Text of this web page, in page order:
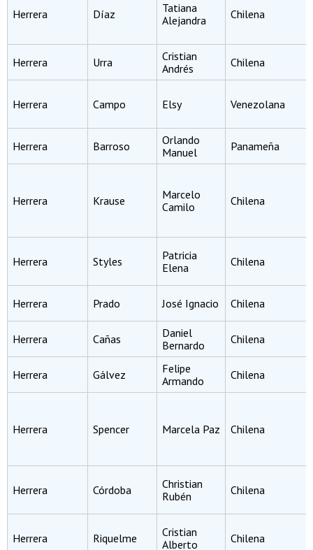
Herrera Díaz
Tatiana
Alejandra
Chilena
Herrera Urra
Cristian
Andrés
Chilena
Herrera Campo Elsy Venezolana
Herrera Barroso
Orlando
Manuel
Panameña
Herrera Krause
Marcelo
Camilo
Chilena
Herrera Styles
Patricia
Elena
Chilena
Herrera Prado José Ignacio Chilena
Herrera Cañas
Daniel
Bernardo
Chilena
Herrera Gálvez
Felipe
Armando
Chilena
Herrera Spencer Marcela Paz Chilena
Herrera Córdoba
Christian
Rubén
Chilena
Herrera Riquelme
Cristian
Alberto
Chilena